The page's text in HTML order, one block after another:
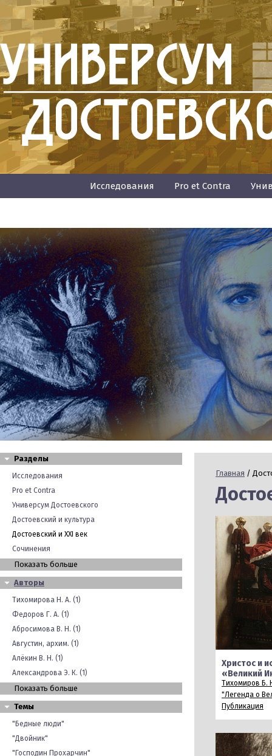
Исследования Pro et Contra
Разделы
Исследования
Pro et Contra
Универсум Достоевского
Достоевский и культура
Достоевский и XXI век
Сочинения
Показать больше
Авторы
Тихомирова Н. А. (1)
Федоров Г. А. (1)
Абросимова В. Н. (1)
Августин, архим. (1)
Алёкин В. Н. (1)
Александрова Э. К. (1)
Показать больше
Темы
"Бедные люди"
"Двойник"
"Господин Прохарчин"
Главная /
Христос и
«Великий
Тихомиров Б.
"Легенда о
Публикация